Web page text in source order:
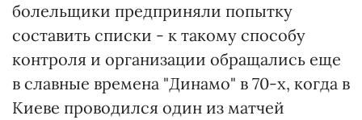
болельщики предприняли попытку
составить списки - к такому способу
контроля и организации обращались еще
в славные времена "Динамо" в 70-х, когда в
Киеве проводился один из матчей